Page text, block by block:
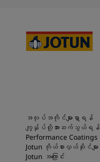
အလုပ်အကိုင်များရှာရန်
ကျွန်ုပ်တို့အားဆက်သွယ်ရန်
Performance Coatings
Jotun ကိုယ်စားလှယ်ဆိုင်များ
Jotun အကြောင်း